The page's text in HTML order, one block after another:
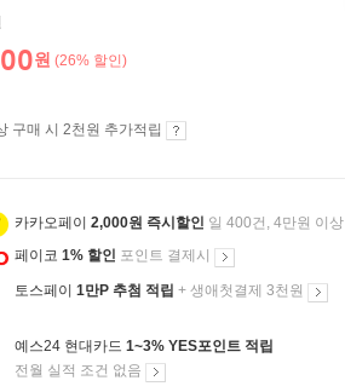
원 (26% 할인)
구매 시 2천원 추가적립
카카오페이 2,000원 즉시할인 일 400건, 4만원 이상
페이코 1% 할인 포인트 결제시
토스페이 1만P 추첨 적립 + 생애첫결제 3천원
예스24 현대카드 1~3% YES포인트 적립
전월 실적 조건 없음